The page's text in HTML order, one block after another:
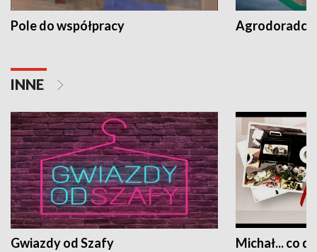
Pole do współpracy Agrodoradcy
INNE
Gwiazdy od Szafy Michał... co